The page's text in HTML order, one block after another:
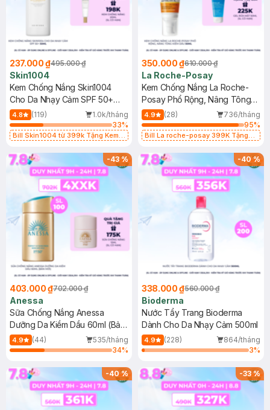
237.000 ₫495.000 ₫
Skin1004
Kem Chống Nắng Skin1004
Cho Da Nhạy Cảm SPF 50+
50ml
4.8 (119)
1.0k/tháng
33%
Bill Skin1004 từ 399k Tặng Kem
SPF 50+ 20ml (SL Có Hạn)
350.000 ₫610.000 ₫
La Roche-Posay
Kem Chống Nắng La Roche-
Posay Phổ Rộng, Nâng Tông
Kiềm Dầu 50ml
4.9 (28)
736/tháng
95%
Bill La roche-posay 399K Tặng
(SL có hạn)
-43%
403.000 ₫702.000 ₫
Anessa
Sữa Chống Nắng Anessa
Dưỡng Da Kiềm Dầu 60ml (Bản
Mới)
4.9 (44)
535/tháng
34%
-40%
338.000 ₫560.000 ₫
Bioderma
Nước Tẩy Trang Bioderma
Dành Cho Da Nhạy Cảm 500ml
4.9 (228)
864/tháng
3%
-40% -33%